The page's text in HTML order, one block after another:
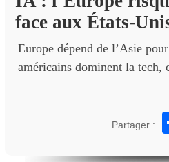
face aux États-
Europe dépend de l’Asie
américains dominent la tech,
Partager :